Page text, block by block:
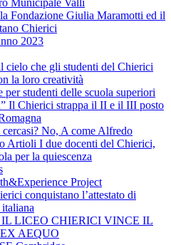
Municipale Valli
Fondazione Giulia Maramotti ed il
Chierici
2023
cielo che gli studenti del Chierici
la loro creatività
studenti delle scuola superiori
Il Chierici strappa il II e il III posto
No, A come Alfredo
Artioli I due docenti del Chierici,
per la quiescenza
Project
conquistano l’attestato di
LICEO CHIERICI VINCE IL
AEQUO